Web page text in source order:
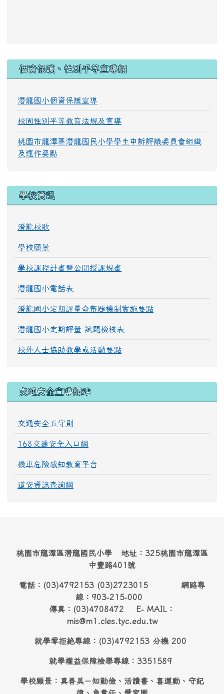
個資保護、性別平等宣導網
潛龍國小個資保護宣導
校園性別平等教育法規及宣導
桃園市龍潭區潛龍國民小學學生申訴評議委員會組織
及運作要點
學校資訊
潛龍校歌
學校願景
學校課程計畫暨公開授課規畫
潛龍國小電話表
潛龍國小定期評量命審題機制實施要點
潛龍國小定期評量 試題檢核表
校外人士協助教學或活動要點
交通安全宣導網站
交通安全五守則
168交通安全入口網
機車危險感知教育平台
道安資訊查詢網
桃園市龍潭區潛龍國民小學 地址：325桃園市龍潭區
中豐路401號
電話：(03)4792153 (03)2723015 網路專
線：903-215-000
傳真：(03)4708472 E- MAIL：
mis@m1.cles.tyc.edu.tw
就學零拒絶專線：(03)4792153 分機 200
就學權益保障檢舉專線：3351589
學校願景：真善美－知勤儉、活讀書、喜運動、守紀